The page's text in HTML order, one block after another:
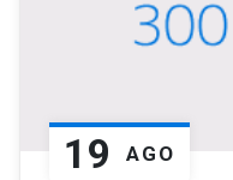
19 AGO